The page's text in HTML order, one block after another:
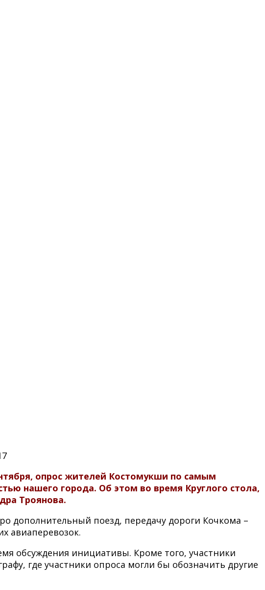
опрос жителей Костомукши по самым
нашего города. Об этом во время Круглого стола,
Троянова.
дополнительный поезд, передачу дороги Кочкома –
авиаперевозок.
обсуждения инициативы. Кроме того, участники
где участники опроса могли бы обозначить другие